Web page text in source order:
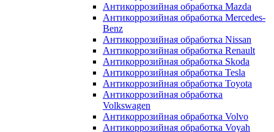
Антикоррозийная обработка Mazda
Антикоррозийная обработка Mercedes-
Benz
Антикоррозийная обработка Nissan
Антикоррозийная обработка Renault
Антикоррозийная обработка Skoda
Антикоррозийная обработка Tesla
Антикоррозийная обработка Toyota
Антикоррозийная обработка
Volkswagen
Антикоррозийная обработка Volvo
Антикоррозийная обработка Voyah